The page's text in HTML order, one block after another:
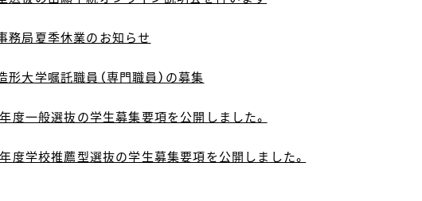
務局夏季休業のお知らせ
形大学嘱託職員（専門職員）の募集
度一般選抜の学生募集要項を公開しました。
度学校推薦型選抜の学生募集要項を公開しました。